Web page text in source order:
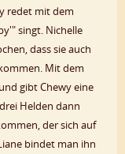
redet mit dem
singt. Nichelle
dass sie auch
Mit dem
gibt Chewy eine
Helden dann
der sich auf
bindet man ihn